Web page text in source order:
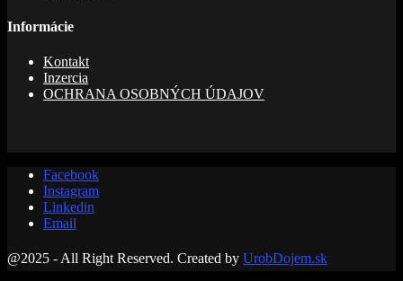
Informácie
Kontakt
Inzercia
OCHRANA OSOBNÝCH ÚDAJOV
Facebook
Instagram
Linkedin
Email
@2025 - All Right Reserved. Created by UrobDojem.sk